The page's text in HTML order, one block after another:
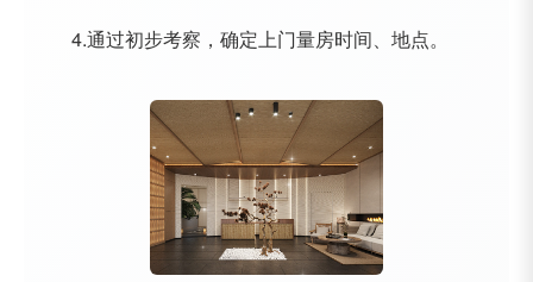
4.通过初步考察，确定上门量房时间、地点。